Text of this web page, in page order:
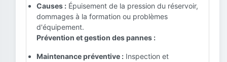
Causes : Épuisement de la pression du réservoir,
dommages à la formation ou problèmes
d'équipement.
Prévention et gestion des pannes :
Maintenance préventive : Inspection et